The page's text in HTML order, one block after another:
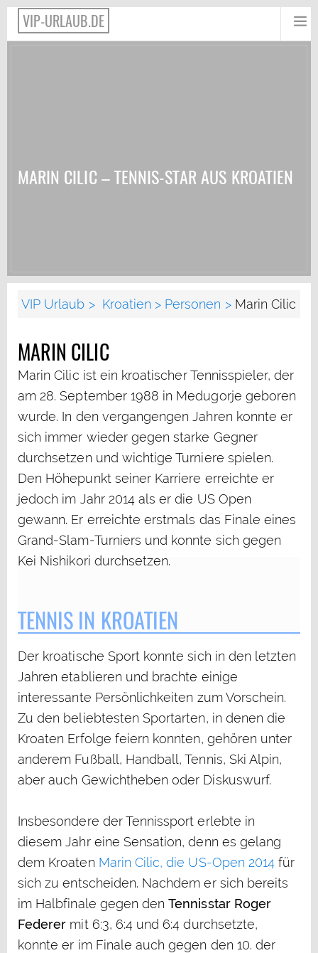
VIP-URLAUB.DE
MARIN CILIC – TENNIS-STAR AUS KROATIEN
VIP Urlaub Kroatien Personen Marin Cilic
MARIN CILIC
Marin Cilic ist ein kroatischer Tennisspieler, der
am 28. September 1988 in Medugorje geboren
wurde. In den vergangengen Jahren konnte er
sich immer wieder gegen starke Gegner
durchsetzen und wichtige Turniere spielen.
Den Höhepunkt seiner Karriere erreichte er
jedoch im Jahr 2014 als er die US Open
gewann. Er erreichte erstmals das Finale eines
Grand-Slam-Turniers und konnte sich gegen
Kei Nishikori durchsetzen.
TENNIS IN KROATIEN
Der kroatische Sport konnte sich in den letzten
Jahren etablieren und brachte einige
interessante Persönlichkeiten zum Vorschein.
Zu den beliebtesten Sportarten, in denen die
Kroaten Erfolge feiern konnten, gehören unter
anderem Fußball, Handball, Tennis, Ski Alpin,
aber auch Gewichtheben oder Diskuswurf.
Insbesondere der Tennissport erlebte in
diesem Jahr eine Sensation, denn es gelang
dem Kroaten Marin Cilic, die US-Open 2014 für
sich zu entscheiden. Nachdem er sich bereits
im Halbfinale gegen denTennisstar Roger
Federer mit 6:3, 6:4 und 6:4 durchsetzte,
konnte er im Finale auch gegen den 10. der